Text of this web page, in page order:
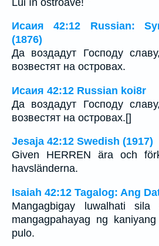
Исаия 42:12 Russian:
(1876)
Да воздадут Господу
возвестят на островах.
Исаия 42:12 Russian koi8r
Да воздадут Господу
возвестят на островах.[]
Jesaja 42:12 Swedish (1917)
Given HERREN ära och
havsländerna.
Isaiah 42:12 Tagalog: Ang
Mangagbigay luwalhati
mangagpahayag ng
pulo.